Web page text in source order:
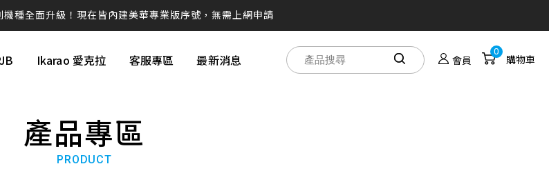
種全面升級！現在皆內建美華專業版序號，無需上網申請
！W830NB 無線降噪耳罩耳機 零壓感舒適首選
QD35全新上市 打造全新桌面美學❤️
Ikarao 愛克拉 客服專區 最新消息 會員
0
購物車
產品專區
PRODUCT